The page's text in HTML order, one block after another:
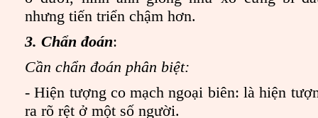
nhưng tiến triển chậm hơn.
3. Chẩn đoán:
Cần chẩn đoán phân biệt:
- Hiện tượng co mạch ngoại biên: là hiện
ra rõ rệt ở một số người.